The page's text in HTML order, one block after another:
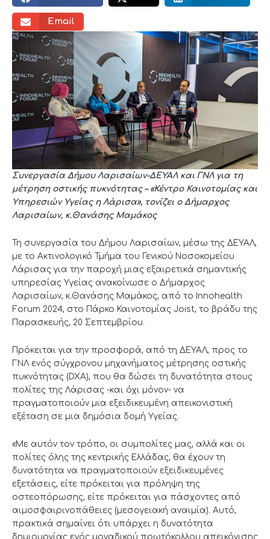
Email
Συνεργασία Δήμου Λαρισαίων-ΔΕΥΑΛ και ΓΝΛ για τη
μέτρηση οστικής πυκνότητας – «Κέντρο Καινοτομίας και
Υπηρεσιών Υγείας η Λάρισα», τονίζει ο Δήμαρχος
Λαρισαίων, κ.Θανάσης Μαμάκος
Τη συνεργασία του Δήμου Λαρισαίων, μέσω της ΔΕΥΑΛ,
με το Ακτινολογικό Τμήμα του Γενικού Νοσοκομείου
Λάρισας για την παροχή μιας εξαιρετικά σημαντικής
υπηρεσίας Υγείας ανακοίνωσε ο Δήμαρχος
Λαρισαίων, κ.Θανάσης Μαμάκος, από το Innohealth
Forum 2024, στο Πάρκο Καινοτομίας Joist, το βράδυ της
Παρασκευής, 20 Σεπτεμβρίου.
Πρόκειται για την προσφορά, από τη ΔΕΥΑΛ, προς το
ΓΝΛ ενός σύγχρονου μηχανήματος μέτρησης οστικής
πυκνότητας (DXA), που θα δώσει τη δυνατότητα στους
πολίτες της Λάρισας -και όχι μόνον- να
πραγματοποιούν μια εξειδικευμένη απεικονιστική
εξέταση σε μια δημόσια δομή Υγείας.
«Με αυτόν τον τρόπο, οι συμπολίτες μας, αλλά και οι
πολίτες όλης της κεντρικής Ελλάδας, θα έχουν τη
δυνατότητα να πραγματοποιούν εξειδικευμένες
εξετάσεις, είτε πρόκειται για πρόληψη της
οστεοπόρωσης, είτε πρόκειται για πάσχοντες από
αιμοσφαιρινοπάθειες (μεσογειακή αναιμία). Αυτό,
πρακτικά σημαίνει ότι υπάρχει η δυνατότητα
δημιουργίας ενός μοναδικού πρωτόκολλου απεικόνισης